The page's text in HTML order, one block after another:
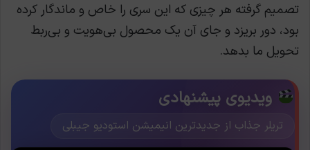
تصمیم گرفته هر چیزی که این سری را خاص و ماندگار کرده
بود، دور بریزد و جای آن یک محصول بی‌هویت و بی‌ربط
تحویل ما بدهد.
ویدیوی پیشنهادی
تریلر جذاب از جدیدترین انیمیشن استودیو جیبلی